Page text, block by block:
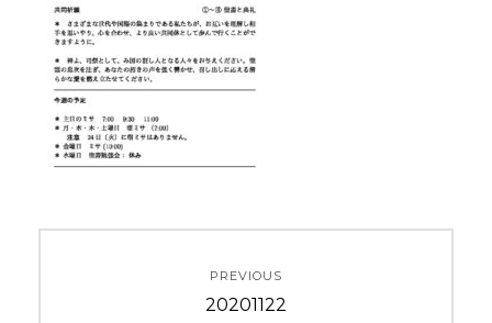
PREVIOUS
Previous
20201122